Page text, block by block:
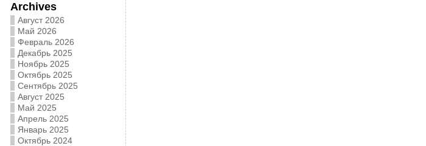
Archives
Август 2026
Май 2026
Февраль 2026
Декабрь 2025
Ноябрь 2025
Октябрь 2025
Сентябрь 2025
Август 2025
Май 2025
Апрель 2025
Январь 2025
Октябрь 2024